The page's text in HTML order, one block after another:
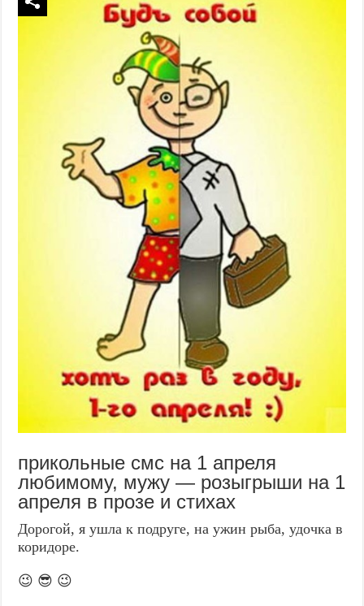
прикольные смс на 1 апреля
любимому, мужу — розыгрыши на 1
апреля в прозе и стихах
Дорогой, я ушла к подруге, на ужин рыба, удочка в
коридоре.
😉 😎 😉